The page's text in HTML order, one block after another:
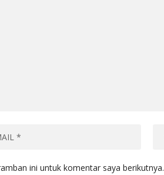
ini untuk komentar saya berikutnya.